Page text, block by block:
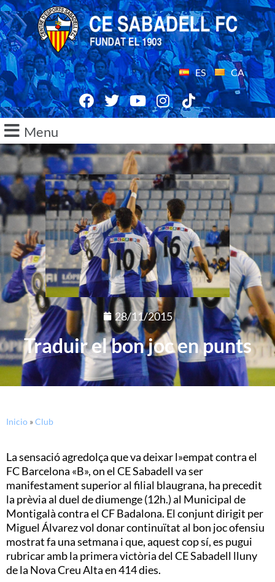
ES CA
Menu
28/11/2015
Traduir el bon joc en punts
Inicio »Club
La sensació agredolça que va deixar l»empat contra el
FC Barcelona «B», on el CE Sabadell va ser
manifestament superior al filial blaugrana, ha precedit
la prèvia al duel de diumenge (12h.) al Municipal de
Montigalà contra el CF Badalona. El conjunt dirigit per
Miguel Álvarez vol donar continuïtat al bon joc ofensiu
mostrat fa una setmana i que, aquest cop sí, es pugui
rubricar amb la primera victòria del CE Sabadell lluny
de la Nova Creu Alta en 414 dies.